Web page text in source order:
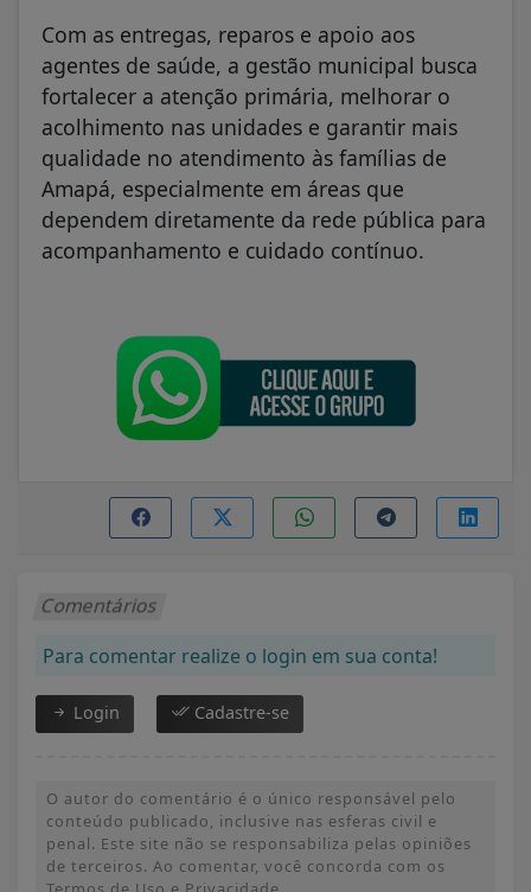
Com as entregas, reparos e apoio aos
agentes de saúde, a gestão municipal busca
fortalecer a atenção primária, melhorar o
acolhimento nas unidades e garantir mais
qualidade no atendimento às famílias de
Amapá, especialmente em áreas que
dependem diretamente da rede pública para
acompanhamento e cuidado contínuo.
Comentários
Para comentar realize o login em sua conta!
Login Cadastre-se
O autor do comentário é o único responsável pelo
conteúdo publicado, inclusive nas esferas civil e
penal. Este site não se responsabiliza pelas opiniões
de terceiros. Ao comentar, você concorda com os